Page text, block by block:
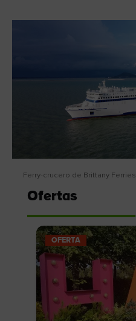
Ferry-crucero de Brittany Ferries
Ofertas
OFERTA